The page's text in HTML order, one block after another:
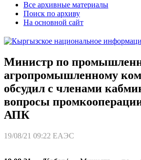
Все архивные материалы
Поиск по архиву
На основной сайт
Министр по
агропромышленному
обсудил с членами
вопросы
АПК
19/08/21 09:22 ЕАЭС